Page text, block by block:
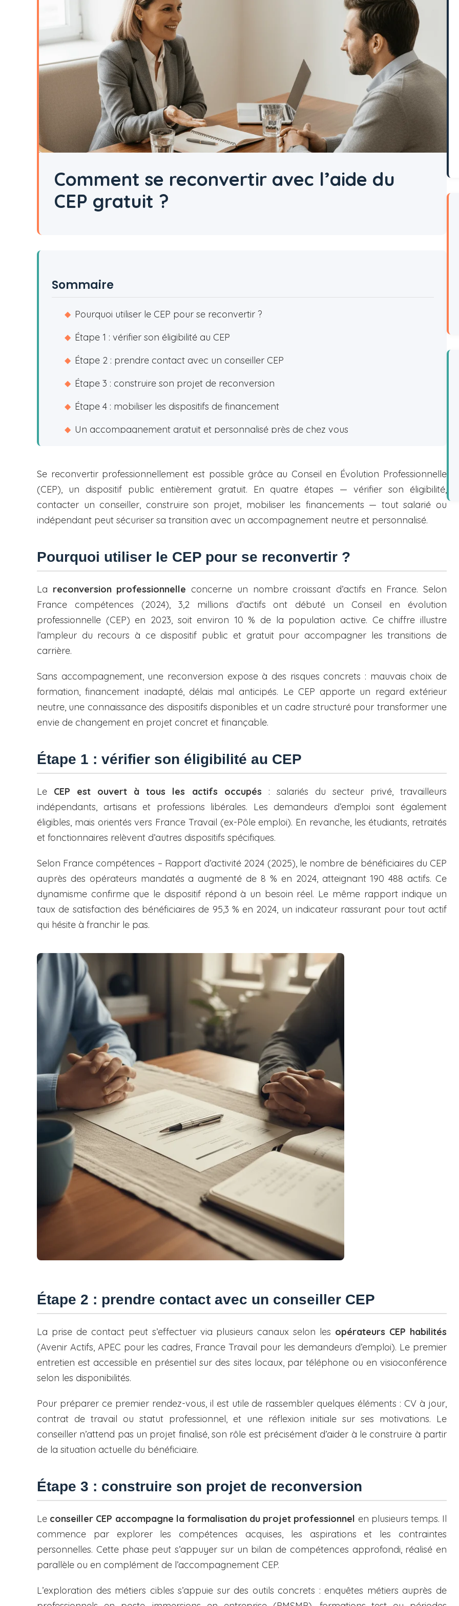
Comment se reconvertir avec l’aide du
CEP gratuit ?
Sommaire
◆ Pourquoi utiliser le CEP pour se reconvertir ?
◆ Étape 1 : vérifier son éligibilité au CEP
◆ Étape 2 : prendre contact avec un conseiller CEP
◆ Étape 3 : construire son projet de reconversion
◆ Étape 4 : mobiliser les dispositifs de financement
◆ Un accompagnement gratuit et personnalisé près de chez vous
◆ FAQ : reconversion professionnelle avec le CEP
Sources et références
Se reconvertir professionnellement est possible grâce au Conseil en Évolution Professionnelle
(CEP), un dispositif public entièrement gratuit. En quatre étapes — vérifier son éligibilité,
contacter un conseiller, construire son projet, mobiliser les financements — tout salarié ou
indépendant peut sécuriser sa transition avec un accompagnement neutre et personnalisé.
Pourquoi utiliser le CEP pour se reconvertir ?
La reconversion professionnelle concerne un nombre croissant d’actifs en France. Selon
France compétences (2024), 3,2 millions d’actifs ont débuté un Conseil en évolution
professionnelle (CEP) en 2023, soit environ 10 % de la population active. Ce chiffre illustre
l’ampleur du recours à ce dispositif public et gratuit pour accompagner les transitions de
carrière.
Sans accompagnement, une reconversion expose à des risques concrets : mauvais choix de
formation, financement inadapté, délais mal anticipés. Le CEP apporte un regard extérieur
neutre, une connaissance des dispositifs disponibles et un cadre structuré pour transformer une
envie de changement en projet concret et finançable.
Étape 1 : vérifier son éligibilité au CEP
Le CEP est ouvert à tous les actifs occupés : salariés du secteur privé, travailleurs
indépendants, artisans et professions libérales. Les demandeurs d’emploi sont également
éligibles, mais orientés vers France Travail (ex-Pôle emploi). En revanche, les étudiants, retraités
et fonctionnaires relèvent d’autres dispositifs spécifiques.
Selon France compétences – Rapport d’activité 2024 (2025), le nombre de bénéficiaires du CEP
auprès des opérateurs mandatés a augmenté de 8 % en 2024, atteignant 190 488 actifs. Ce
dynamisme confirme que le dispositif répond à un besoin réel. Le même rapport indique un
taux de satisfaction des bénéficiaires de 95,3 % en 2024, un indicateur rassurant pour tout actif
qui hésite à franchir le pas.
Étape 2 : prendre contact avec un conseiller CEP
La prise de contact peut s’effectuer via plusieurs canaux selon les opérateurs CEP habilités
(Avenir Actifs, APEC pour les cadres, France Travail pour les demandeurs d’emploi). Le premier
entretien est accessible en présentiel sur des sites locaux, par téléphone ou en visioconférence
selon les disponibilités.
Pour préparer ce premier rendez-vous, il est utile de rassembler quelques éléments : CV à jour,
contrat de travail ou statut professionnel, et une réflexion initiale sur ses motivations. Le
conseiller n’attend pas un projet finalisé, son rôle est précisément d’aider à le construire à partir
de la situation actuelle du bénéficiaire.
Étape 3 : construire son projet de reconversion
Le conseiller CEP accompagne la formalisation du projet professionnel en plusieurs temps. Il
commence par explorer les compétences acquises, les aspirations et les contraintes
personnelles. Cette phase peut s’appuyer sur un bilan de compétences approfondi, réalisé en
parallèle ou en complément de l’accompagnement CEP.
L’exploration des métiers cibles s’appuie sur des outils concrets : enquêtes métiers auprès de